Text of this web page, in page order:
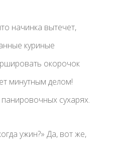
начинка вытечет,
куриные
окорочок
минутным делом!
сухарях.
ужин?» Да, вот же,